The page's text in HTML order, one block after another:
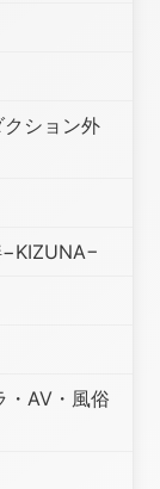
ション外
AV・風俗